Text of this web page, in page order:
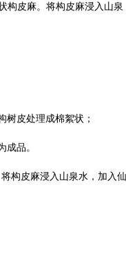
构皮麻。将构皮麻浸入山泉
树皮处理成棉絮状；
成品。
构皮麻浸入山泉水，加入仙